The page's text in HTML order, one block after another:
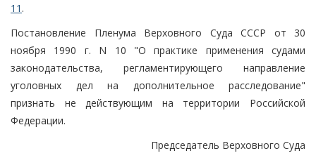
11 .
Постановление Пленума Верховного Суда СССР от 30
ноября 1990 г. N 10 "О практике применения судами
законодательства, регламентирующего направление
уголовных дел на дополнительное расследование"
признать не действующим на территории Российской
Федерации.
Председатель Верховного Суда